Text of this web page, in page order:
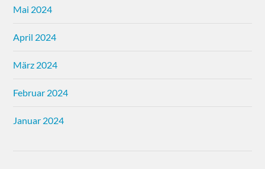
Mai 2024
April 2024
März 2024
Februar 2024
Januar 2024